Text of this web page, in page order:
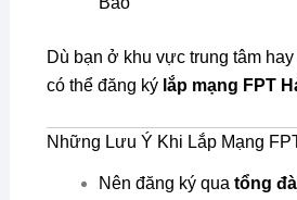
Dù bạn ở khu vực trung tâm
có thể đăng ký lắp mạng FPT
Những Lưu Ý Khi Lắp Mạng
Nên đăng ký qua tổng